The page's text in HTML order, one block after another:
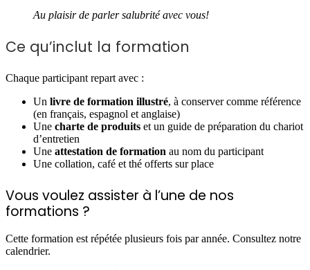
Au plaisir de parler salubrité avec vous!
Ce qu’inclut la formation
Chaque participant repart avec :
Un livre de formation illustré, à conserver comme référence
(en français, espagnol et anglaise)
Une charte de produits et un guide de préparation du chariot
d’entretien
Une attestation de formation au nom du participant
Une collation, café et thé offerts sur place
Vous voulez assister à l’une de nos
formations ?
Cette formation est répétée plusieurs fois par année. Consultez notre
calendrier.